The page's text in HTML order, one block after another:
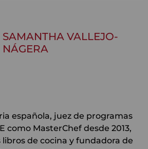
SAMANTHA VALLEJO-
NÁGERA
española, juez de programas
como MasterChef desde 2013,
de cocina y fundadora de